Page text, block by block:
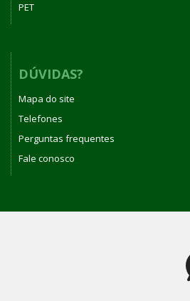
PET
DÚVIDAS?
Mapa do site
Telefones
Perguntas frequentes
Fale conosco